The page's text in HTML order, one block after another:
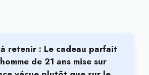
à retenir : Le cadeau parfait
de 21 ans mise sur